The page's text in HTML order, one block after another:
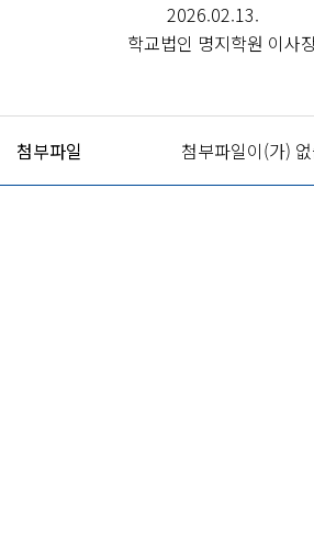
2026.02.13.
학교법인 명지학원 이사
첨부파일 첨부파일이(가)